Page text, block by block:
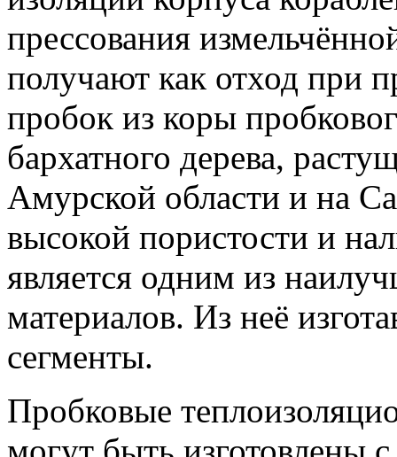
прессования
получают как отход при
пробок из коры
бархатного дерева,
Амурской области и на
высокой пористости и
является одним из
материалов. Из неё
сегменты.
Пробковые